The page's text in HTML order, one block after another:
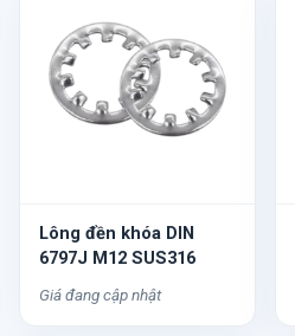
Lông đền khóa DIN
6797J M12 SUS316
Giá đang cập nhật